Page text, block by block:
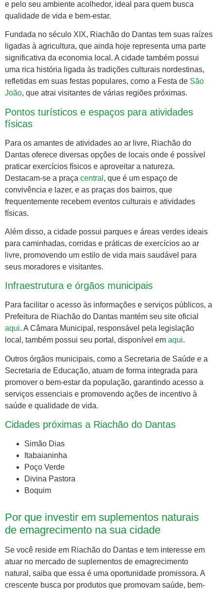
e pelo seu ambiente acolhedor, ideal para quem busca
qualidade de vida e bem-estar.
Fundada no século XIX, Riachão do Dantas tem suas raízes
ligadas à agricultura, que ainda hoje representa uma parte
significativa da economia local. A cidade também possui
uma rica história ligada às tradições culturais nordestinas,
refletidas em suas festas populares, como a Festa de São
João, que atrai visitantes de várias regiões próximas.
Pontos turísticos e espaços para atividades
físicas
Para os amantes de atividades ao ar livre, Riachão do
Dantas oferece diversas opções de locais onde é possível
praticar exercícios físicos e aproveitar a natureza.
Destacam-se a praça central , que é um espaço de
convivência e lazer, e as praças dos bairros, que
frequentemente recebem eventos culturais e atividades
físicas.
Além disso, a cidade possui parques e áreas verdes ideais
para caminhadas, corridas e práticas de exercícios ao ar
livre, promovendo um estilo de vida mais saudável para
seus moradores e visitantes.
Infraestrutura e órgãos municipais
Para facilitar o acesso às informações e serviços públicos, a
Prefeitura de Riachão do Dantas mantém seu site oficial
aqui. A Câmara Municipal, responsável pela legislação
local, também possui seu portal, disponível em aqui.
Outros órgãos municipais, como a Secretaria de Saúde e a
Secretaria de Educação, atuam de forma integrada para
promover o bem-estar da população, garantindo acesso a
serviços essenciais e promovendo ações de incentivo à
saúde e qualidade de vida.
Cidades próximas a Riachão do Dantas
Simão Dias
Itabaianinha
Poço Verde
Divina Pastora
Boquim
Por que investir em suplementos naturais
de emagrecimento na sua cidade
Se você reside em Riachão do Dantas e tem interesse em
atuar no mercado de suplementos de emagrecimento
natural, saiba que essa é uma oportunidade promissora. A
crescente busca por produtos que promovam saúde, bem-